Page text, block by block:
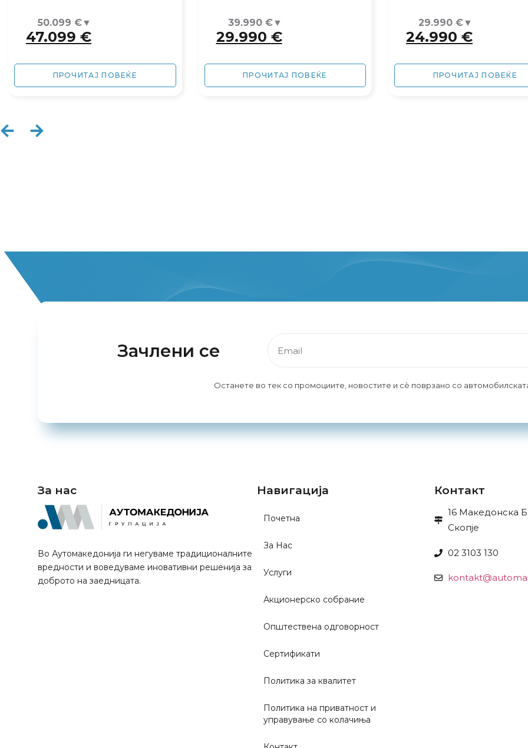
50.099 €
47.099 €
ПРОЧИТАЈ ПОВЕЌЕ
39.990 €
29.990 €
ПРОЧИТАЈ ПОВЕЌЕ
29.990 €
24.990 €
ПРОЧИТАЈ ПОВЕЌЕ
Зачлени се
Останете во тек со промоциите, новостите и сè поврзано со
За нас
Во Аутомакедонија ги негуваме традиционалните
вредности и воведуваме иновативни решенија за
доброто на заедницата.
Навигација
Почетна
За Нас
Услуги
Акционерско собрание
Општествена одговорност
Сертификати
Политика за квалитет
Политика на приватност и
управување со колачиња
Контакт
16 Македонска
Скопје
02 3103 130